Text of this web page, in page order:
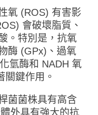
氧 (ROS) 有害影
會破壞脂質、
。特別是，抗氧
酶 (GPx)、過氧
氫酶和 NADH 氧
關鍵作用。
菌菌株具有高含
外具有強大的抗